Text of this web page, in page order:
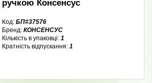
ручкою Консенсус
Код: БП#37576
Бренд: КОНСЕНСУС
Кількість в упаковці: 1
Кратність відпускання: 1